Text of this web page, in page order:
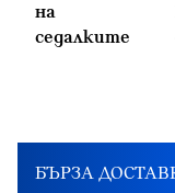
на
седалките
БЪРЗА